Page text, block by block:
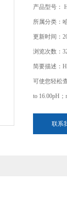
产品型号：
所属分类：
更新时间：
浏览次数：
简要描述：
可使您轻松
to 16.00pH
联系